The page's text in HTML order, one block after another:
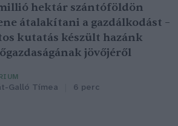
hektár szántóföldön
átalakítani a gazdálkodást –
kutatás készült hazánk
jövőjéről
Galló Tímea 6 perc